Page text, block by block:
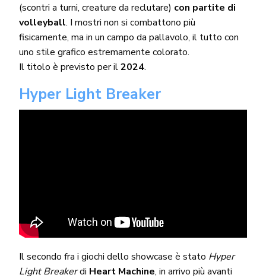
(scontri a turni, creature da reclutare) con partite di
volleyball. I mostri non si combattono più
fisicamente, ma in un campo da pallavolo, il tutto con
uno stile grafico estremamente colorato.
Il titolo è previsto per il2024.
Hyper Light Breaker
Il secondo fra i giochi dello showcase è stato Hyper
Light Breakerdi Heart Machine, in arrivo più avanti